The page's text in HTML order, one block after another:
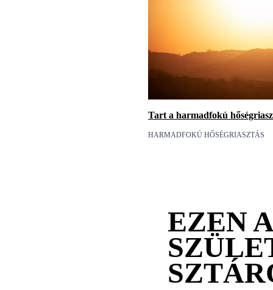
Tart a harmadfokú
HARMADFOKÚ HŐSÉGRIASZTÁS
EZEN